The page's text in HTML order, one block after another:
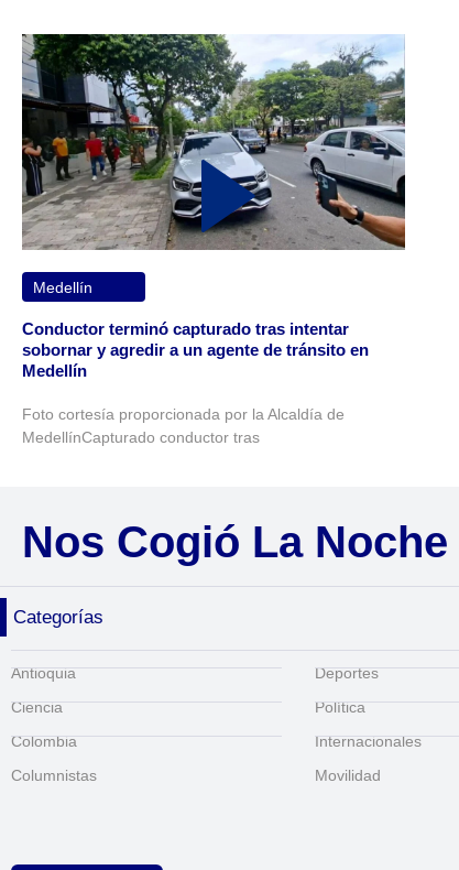
Medellín
Conductor terminó capturado tras intentar
sobornar y agredir a un agente de tránsito en
Medellín
Foto cortesía proporcionada por la Alcaldía de
MedellínCapturado conductor tras
Nos Cogió La Noche
Categorías
Antioquia
Ciencia
Colombia
Columnistas
Deportes
Política
Internacionales
Movilidad